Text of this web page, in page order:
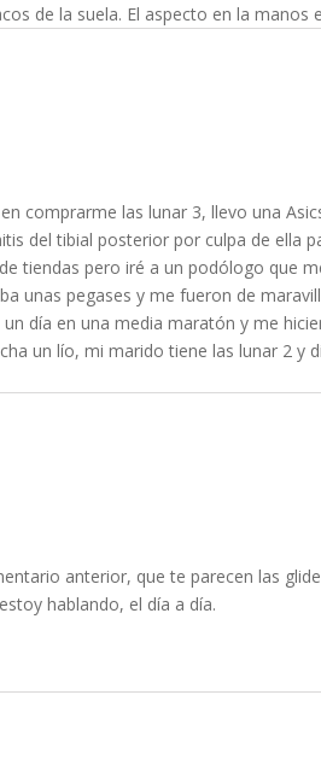
de la suela. El aspecto en la manos
comprarme las lunar 3, llevo una
del tibial posterior por culpa de ella
tiendas pero iré a un podólogo que
unas pegases y me fueron de
un día en una media maratón y me
un lío, mi marido tiene las lunar 2 y
anterior, que te parecen las
hablando, el día a día.